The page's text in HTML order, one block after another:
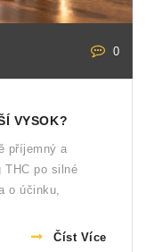
0
VYSOK?
příjemný a
THC po silné
o účinku,
Číst Více